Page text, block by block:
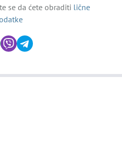
se da ćete obraditi lične